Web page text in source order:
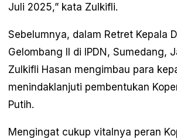
Juli 2025,” kata Zulkifli.
Sebelumnya, dalam Retret Kepala
Gelombang II di IPDN, Sumedang,
Zulkifli Hasan mengimbau para
menindaklanjuti pembentukan
Putih.
Mengingat cukup vitalnya peran